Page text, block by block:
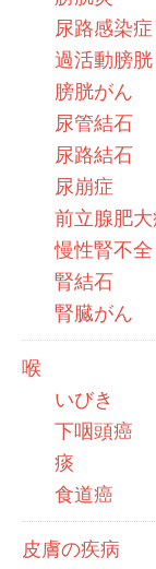
尿路感染症
過活動膀胱
膀胱がん
尿管結石
尿路結石
尿崩症
前立腺肥
慢性腎不全
腎結石
腎臓がん
喉
いびき
下咽頭癌
痰
食道癌
皮膚の疾病